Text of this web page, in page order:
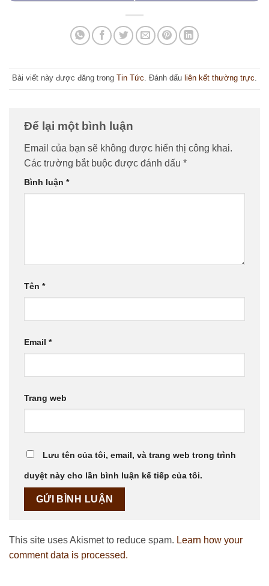
Bài viết này được đăng trong Tin Tức. Đánh dấu liên kết thường trực.
Để lại một bình luận
Email của bạn sẽ không được hiển thị công khai.
Các trường bắt buộc được đánh dấu *
Bình luận *
Tên *
Email *
Trang web
Lưu tên của tôi, email, và trang web trong trình
duyệt này cho lần bình luận kế tiếp của tôi.
This site uses Akismet to reduce spam. Learn how your
comment data is processed.